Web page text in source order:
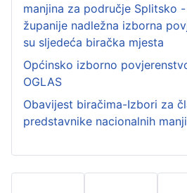
manjina za područje Splitsko
županije nadležna izborna
su sljedeća biračka mjesta
Općinsko izborno
OGLAS
Obavijest biračima-Izbori za
predstavnike nacionalnih